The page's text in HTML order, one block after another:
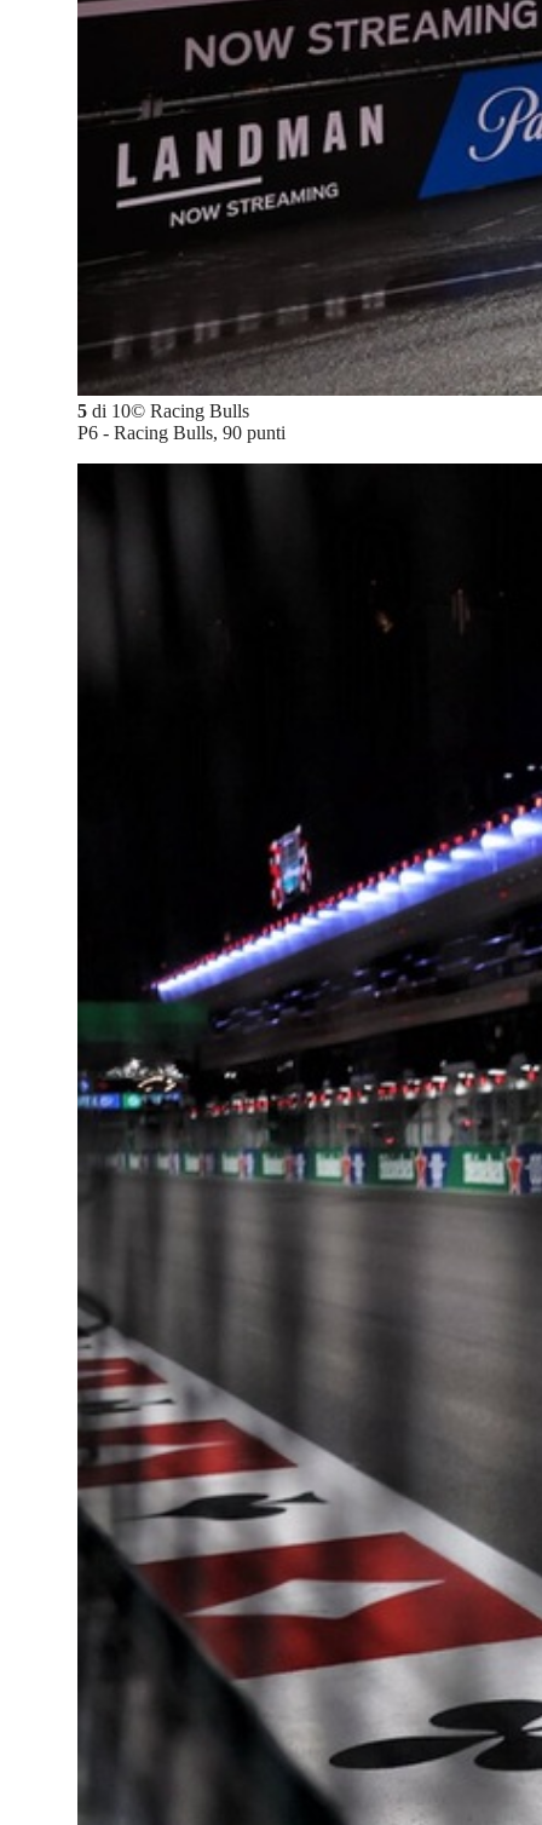
5 di 10© Racing Bulls
P6 - Racing Bulls, 90 punti